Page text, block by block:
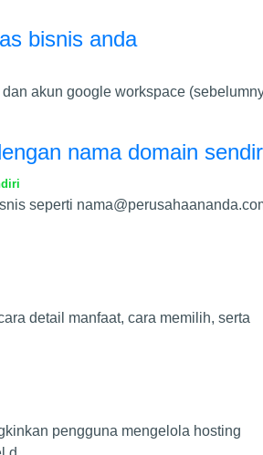
bisnis anda
akun google workspace
nama domain
seperti
detail manfaat, cara memilih, serta
pengguna mengelola hosting